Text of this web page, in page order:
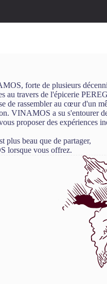
forte de plusieurs
au travers de l'épicerie
de rassembler au cœur d'un
VINAMOS a su s'entourer
proposer des expériences
plus beau que de partager,
lorsque vous offrez.